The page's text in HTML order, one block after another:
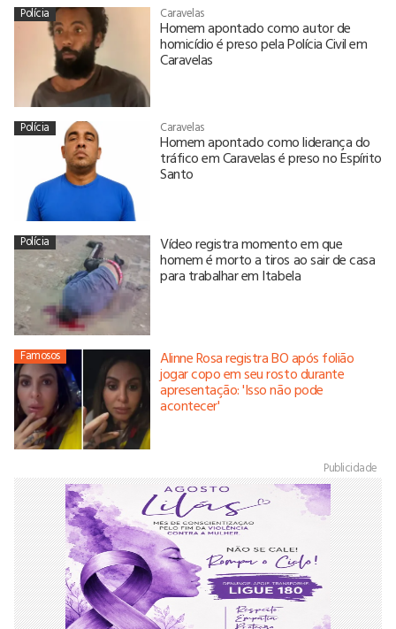
Polícia Caravelas
Homem apontado como autor de
homicídio é preso pela Polícia Civil em
Caravelas
Polícia Caravelas
Homem apontado como liderança do
tráfico em Caravelas é preso no Espírito
Santo
Polícia Vídeo registra momento em que
homem é morto a tiros ao sair de casa
para trabalhar em Itabela
Famosos Alinne Rosa registra BO após folião
jogar copo em seu rosto durante
apresentação: 'Isso não pode
acontecer'
Publicidade